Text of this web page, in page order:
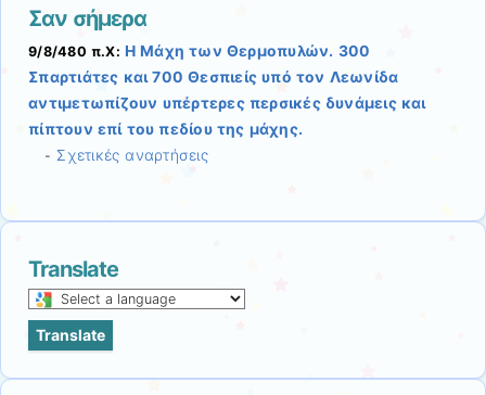
Σαν σήμερα
9/8/480 π.Χ: Η Μάχη των Θερμοπυλών. 300
Σπαρτιάτες και 700 Θεσπιείς υπό τον Λεωνίδα
αντιμετωπίζουν υπέρτερες περσικές δυνάμεις και
πίπτουν επί του πεδίου της μάχης.
-Σχετικές αναρτήσεις
Translate
Select
a
language
Translate